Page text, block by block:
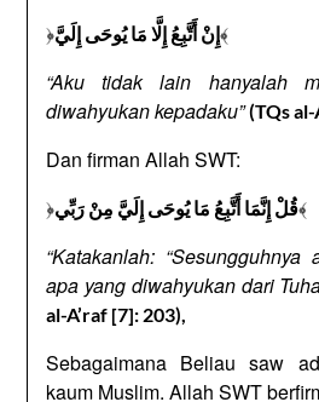
﴿إِنْ أَتَّبِعُ إِلَّا مَا يُوحَى إِلَيَّ﴾
“Aku tidak lain hanyalah
diwahyukan kepadaku”(TQs
Dan firman Allah SWT:
﴿قُلْ إِنَّمَا أَتَّبِعُ مَا يُوحَى إِلَيَّ مِنْ رَبِّي﴾
“Katakanlah:
apa yang diwahyukan dari
al-A’raf [7]: 203),
Sebagaimana Beliau saw
kaum Muslim. Allah SWT